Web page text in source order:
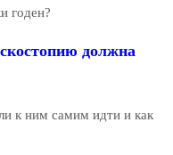
годен?
должна
к ним самим идти и как